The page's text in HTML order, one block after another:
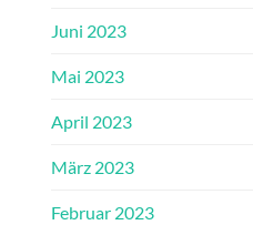
Juni 2023
Mai 2023
April 2023
März 2023
Februar 2023